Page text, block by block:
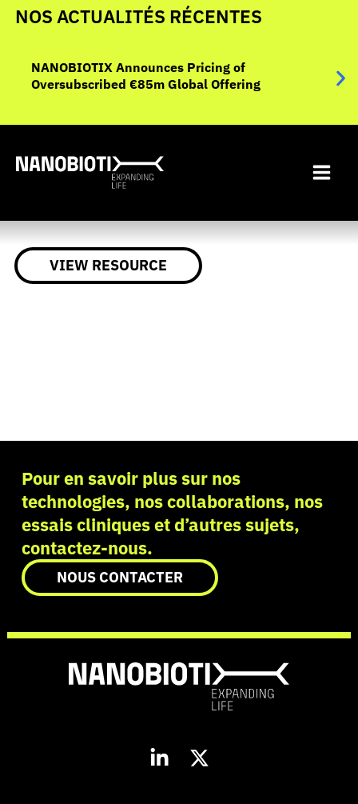
NOS ACTUALITÉS RÉCENTES
NANOBIOTIX Announces Pricing of
Oversubscribed €85m Global Offering
Aller
VIEW RESOURCE
Pour en savoir plus sur nos
technologies, nos collaborations, nos
essais cliniques et d’autres sujets,
contactez-nous.
NOUS CONTACTER